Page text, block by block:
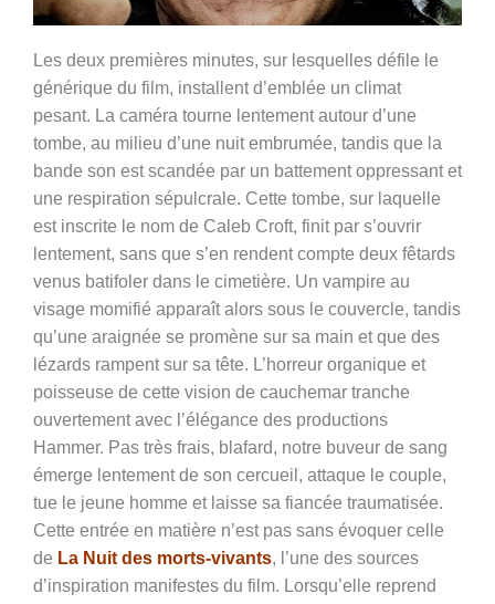
Les deux premières minutes, sur lesquelles défile le
générique du film, installent d’emblée un climat
pesant. La caméra tourne lentement autour d’une
tombe, au milieu d’une nuit embrumée, tandis que la
bande son est scandée par un battement oppressant et
une respiration sépulcrale. Cette tombe, sur laquelle
est inscrite le nom de Caleb Croft, finit par s’ouvrir
lentement, sans que s’en rendent compte deux fêtards
venus batifoler dans le cimetière. Un vampire au
visage momifié apparaît alors sous le couvercle, tandis
qu’une araignée se promène sur sa main et que des
lézards rampent sur sa tête. L’horreur organique et
poisseuse de cette vision de cauchemar tranche
ouvertement avec l’élégance des productions
Hammer. Pas très frais, blafard, notre buveur de sang
émerge lentement de son cercueil, attaque le couple,
tue le jeune homme et laisse sa fiancée traumatisée.
Cette entrée en matière n’est pas sans évoquer celle
de La Nuit des morts-vivants, l’une des sources
d’inspiration manifestes du film. Lorsqu’elle reprend